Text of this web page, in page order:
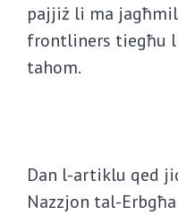
pajjiż li ma
frontliners tiegħu
tahom.
Dan l-artiklu qed
Nazzjon tal-